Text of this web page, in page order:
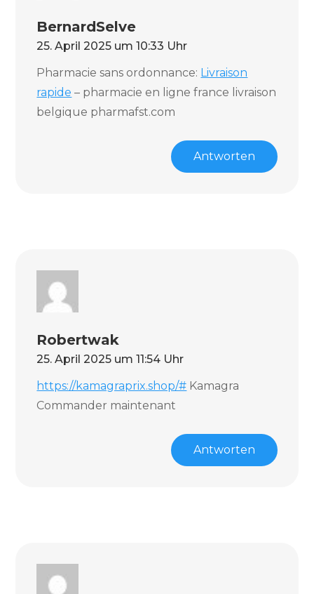
BernardSelve
25. April 2025 um 10:33 Uhr
Pharmacie sans ordonnance: Livraison
rapide – pharmacie en ligne france livraison
belgique pharmafst.com
Antworten
Robertwak
25. April 2025 um 11:54 Uhr
https://kamagraprix.shop/# Kamagra
Commander maintenant
Antworten